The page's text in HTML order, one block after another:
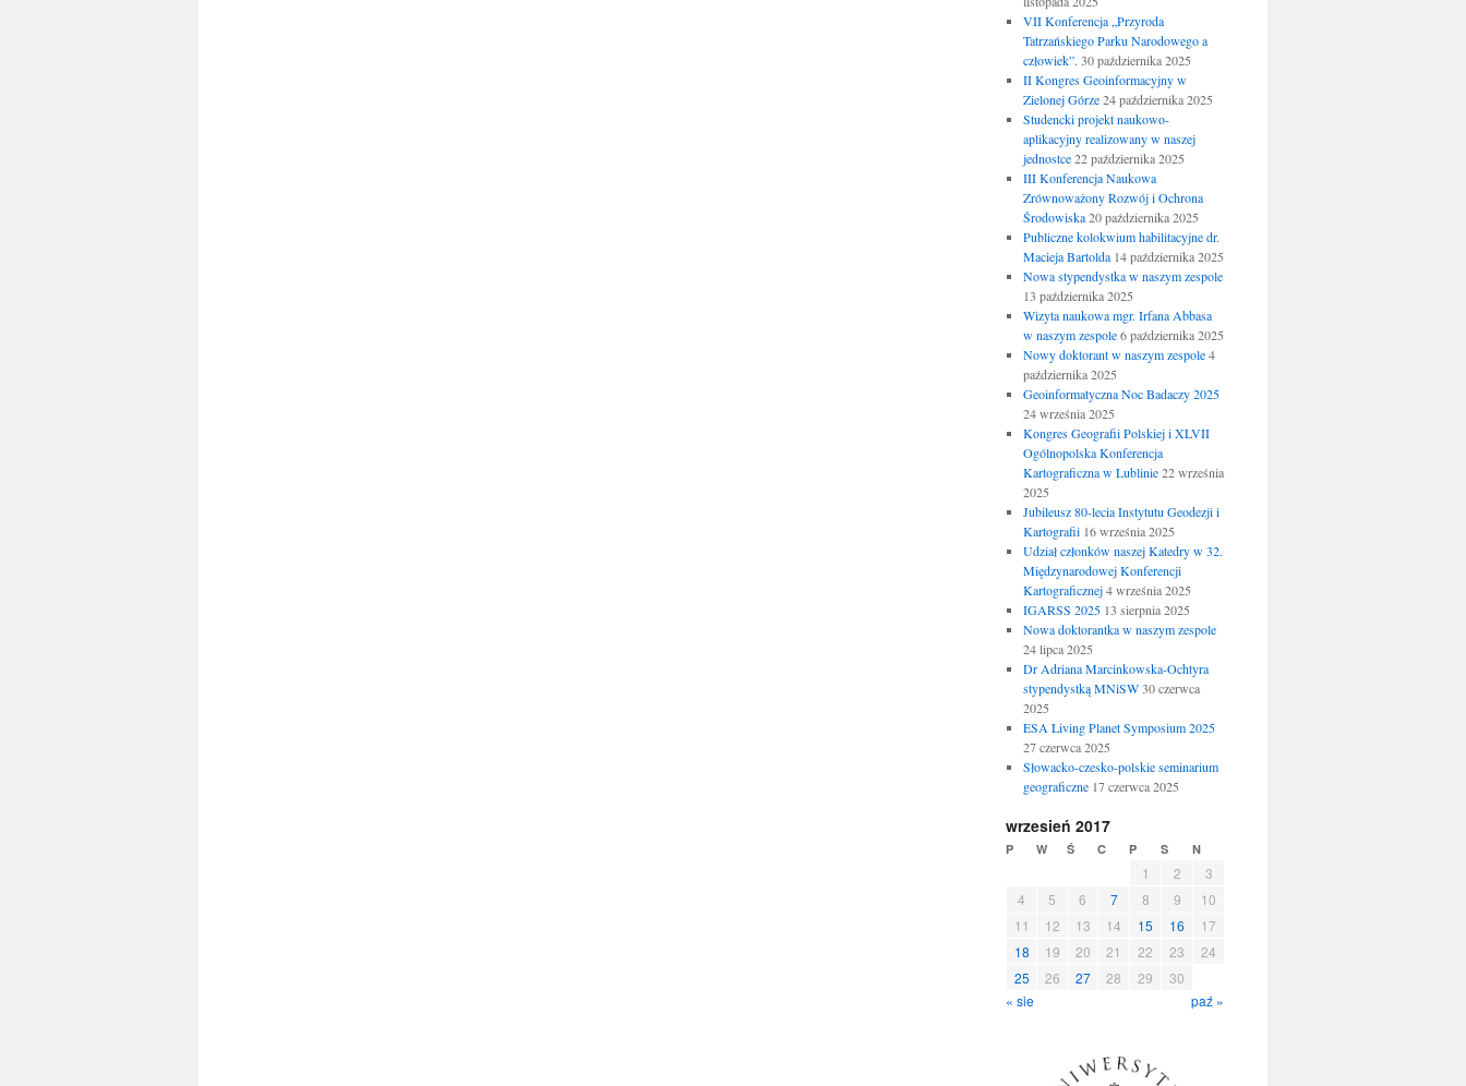
VII Konferencja „Przyroda
Tatrzańskiego Parku Narodowego a
człowiek”. 30 października 2025
II Kongres Geoinformacyjny w
Zielonej Górze 24 października 2025
Studencki projekt naukowo-
aplikacyjny realizowany w naszej
jednostce 22 października 2025
III Konferencja Naukowa
Zrównoważony Rozwój i Ochrona
Środowiska 20 października 2025
Publiczne kolokwium habilitacyjne dr.
Macieja Bartolda 14 października 2025
Nowa stypendystka w naszym zespole
13 października 2025
Wizyta naukowa mgr. Irfana Abbasa
w naszym zespole 6 października 2025
Nowy doktorant w naszym zespole 4
października 2025
Geoinformatyczna Noc Badaczy 2025
24 września 2025
Kongres Geografii Polskiej i XLVII
Ogólnopolska Konferencja
Kartograficzna w Lublinie 22 września
2025
Jubileusz 80-lecia Instytutu Geodezji i
Kartografii 16 września 2025
Udział członków naszej Katedry w 32.
Międzynarodowej Konferencji
Kartograficznej 4 września 2025
IGARSS 2025 13 sierpnia 2025
Nowa doktorantka w naszym zespole
24 lipca 2025
Dr Adriana Marcinkowska-Ochtyra
stypendystką MNiSW 30 czerwca
2025
ESA Living Planet Symposium 2025
27 czerwca 2025
Słowacko-czesko-polskie seminarium
geograficzne 17 czerwca 2025
wrzesień 2017
P W Ś C P S N
1 2
3
4
5 6 7 8 9
10
11
12 13 14 15 16
17
18
19 20 21 22 23
24
25
26 27 28 29
30
« sie
paź »